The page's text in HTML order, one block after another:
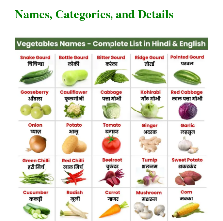
Names, Categories, and Details